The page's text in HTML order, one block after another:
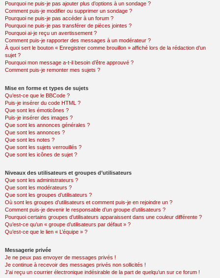
Pourquoi ne puis-je pas ajouter plus d’options à un sondage ?
Comment puis-je modifier ou supprimer un sondage ?
Pourquoi ne puis-je pas accéder à un forum ?
Pourquoi ne puis-je pas transférer de pièces jointes ?
Pourquoi ai-je reçu un avertissement ?
Comment puis-je rapporter des messages à un modérateur ?
À quoi sert le bouton « Enregistrer comme brouillon » affiché lors de la rédaction d’un
sujet ?
Pourquoi mon message a-t-il besoin d’être approuvé ?
Comment puis-je remonter mes sujets ?
Mise en forme et types de sujets
Qu’est-ce que le BBCode ?
Puis-je insérer du code HTML ?
Que sont les émoticônes ?
Puis-je insérer des images ?
Que sont les annonces générales ?
Que sont les annonces ?
Que sont les notes ?
Que sont les sujets verrouillés ?
Que sont les icônes de sujet ?
Niveaux des utilisateurs et groupes d’utilisateurs
Que sont les administrateurs ?
Que sont les modérateurs ?
Que sont les groupes d’utilisateurs ?
Où sont les groupes d’utilisateurs et comment puis-je en rejoindre un ?
Comment puis-je devenir le responsable d’un groupe d’utilisateurs ?
Pourquoi certains groupes d’utilisateurs apparaissent dans une couleur différente ?
Qu’est-ce qu’un « groupe d’utilisateurs par défaut » ?
Qu’est-ce que le lien « L’équipe » ?
Messagerie privée
Je ne peux pas envoyer de messages privés !
Je continue à recevoir des messages privés non sollicités !
J’ai reçu un courrier électronique indésirable de la part de quelqu’un sur ce forum !